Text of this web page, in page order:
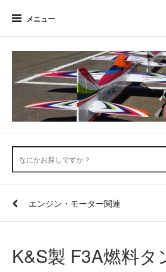
メニュー
エンジン・モーター関連
K&S製 F3A燃料タ